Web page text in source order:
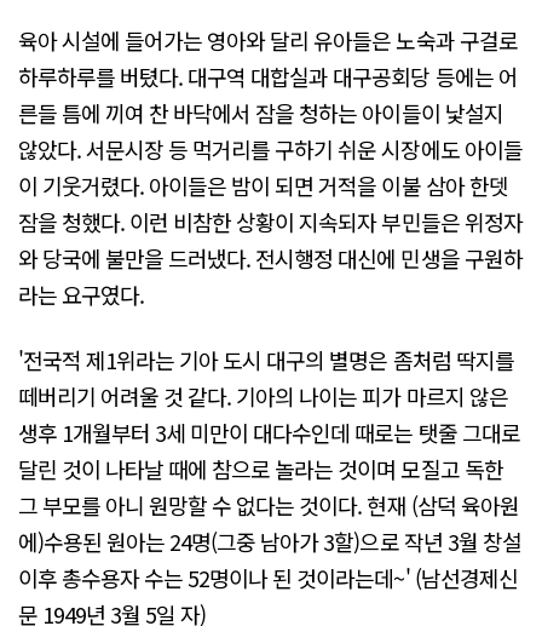
육아 시설에 들어가는 영아와 달리 유아들은 노숙과 구걸로
하루하루를 버텼다. 대구역 대합실과 대구공회당 등에는 어
른들 틈에 끼여 찬 바닥에서 잠을 청하는 아이들이 낯설지
않았다. 서문시장 등 먹거리를 구하기 쉬운 시장에도 아이들
이 기웃거렸다. 아이들은 밤이 되면 거적을 이불 삼아 한뎃
잠을 청했다. 이런 비참한 상황이 지속되자 부민들은 위정자
와 당국에 불만을 드러냈다. 전시행정 대신에 민생을 구원하
라는 요구였다.
'전국적 제1위라는 기아 도시 대구의 별명은 좀처럼 딱지를
떼버리기 어려울 것 같다. 기아의 나이는 피가 마르지 않은
생후 1개월부터 3세 미만이 대다수인데 때로는 탯줄 그대로
달린 것이 나타날 때에 참으로 놀라는 것이며 모질고 독한
그 부모를 아니 원망할 수 없다는 것이다. 현재 (삼덕 육아원
에)수용된 원아는 24명(그중 남아가 3할)으로 작년 3월 창설
이후 총수용자 수는 52명이나 된 것이라는데~' (남선경제신
문 1949년 3월 5일 자)